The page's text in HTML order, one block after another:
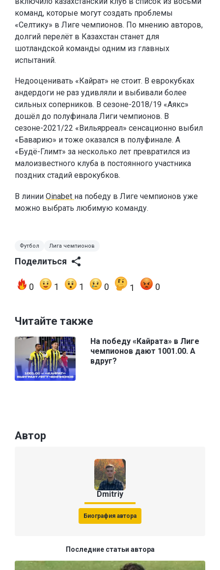
команд, которые могут создать проблемы
«Селтику» в Лиге чемпионов. По мнению авторов,
долгий перелёт в Казахстан станет для
шотландской команды одним из главных
испытаний.
Недооценивать «Кайрат» не стоит. В еврокубках
андердоги не раз удивляли и выбивали более
сильных соперников. В сезоне-2018/19 «Аякс»
дошёл до полуфинала Лиги чемпионов. В
сезоне-2021/22 «Вильярреал» сенсационно выбил
«Баварию» и тоже оказался в полуфинале. А
«Будё-Глимт» за несколько лет превратился из
малоизвестного клуба в постоянного участника
поздних стадий еврокубков.
В линии Oinabet на победу в Лиге чемпионов уже
можно выбрать любимую команду.
Футбол Лига чемпионов
Поделиться
0 1 1 0 1 0
Читайте также
На победу «Кайрата» в Лиге
чемпионов дают 1001.00. А
вдруг?
Автор
Dmitriy
Биография автора
Последние статьи автора